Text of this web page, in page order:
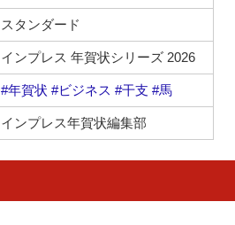
スタンダード
インプレス 年賀状シリーズ 2026
#年賀状 #ビジネス #干支 #馬
インプレス年賀状編集部